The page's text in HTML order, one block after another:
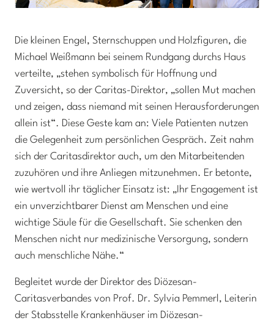
Die kleinen Engel, Sternschuppen und Holzfiguren, die
Michael Weißmann bei seinem Rundgang durchs Haus
verteilte, „stehen symbolisch für Hoffnung und
Zuversicht, so der Caritas-Direktor, „sollen Mut machen
und zeigen, dass niemand mit seinen Herausforderungen
allein ist“. Diese Geste kam an: Viele Patienten nutzen
die Gelegenheit zum persönlichen Gespräch. Zeit nahm
sich der Caritasdirektor auch, um den Mitarbeitenden
zuzuhören und ihre Anliegen mitzunehmen. Er betonte,
wie wertvoll ihr täglicher Einsatz ist: „Ihr Engagement ist
ein unverzichtbarer Dienst am Menschen und eine
wichtige Säule für die Gesellschaft. Sie schenken den
Menschen nicht nur medizinische Versorgung, sondern
auch menschliche Nähe.“
Begleitet wurde der Direktor des Diözesan-
Caritasverbandes von Prof. Dr. Sylvia Pemmerl, Leiterin
der Stabsstelle Krankenhäuser im Diözesan-